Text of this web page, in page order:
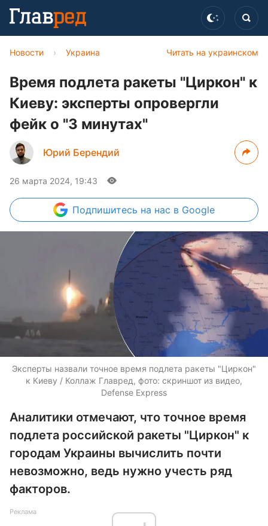
Читать на украинском
Новости › Украина
Время подлета ракеты "Циркон" к
Киеву: эксперты опровергли
фейк о "3 минутах"
Юрий Берендий
26 марта 2024, 19:43
Подпишитесь на нас в Google
Эксперты назвали точное время подлета ракеты "Циркон"
к Киеву / Коллаж Главред, фото: скриншот из видео,
Defense Express
Аналитики отмечают, что точное время
подлета российской ракеты "Циркон" к
городам Украины вычислить почти
невозможно, ведь нужно учесть ряд
факторов.
Реклама